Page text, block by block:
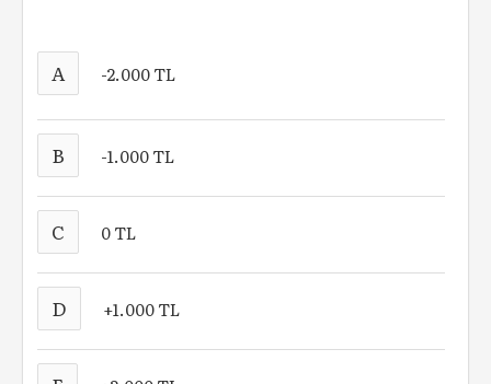
A -2.000 TL
B -1.000 TL
C 0 TL
D +1.000 TL